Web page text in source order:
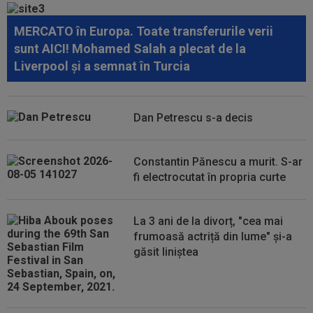
speriat de ce s-a întâmplat!
23:08 EXCLUSIV
Victor Pițurcă, despre Marius
Baciu: ”Cu asta, basta. Ar trebui să spun niște...
23:07 EXCLUSIV
Gigi Becali: ”Am vândut un jucător
23:01 FOTO
”Masacru!”. Cea mai dură reacție,
22:42
Ștefan Baiaram a făcut anunțul, după KuPS -
Universitatea Craiova: ”Cu...
MERCATO în Europa. Toate transferurile verii
sunt AICI! Mohamed Salah a plecat de la
Liverpool și a semnat în Turcia
Dan Petrescu s-a decis
Constantin Pănescu a murit. S-ar
fi electrocutat în propria curte
La 3 ani de la divorț, "cea mai
frumoasă actriță din lume" și-a
găsit liniștea